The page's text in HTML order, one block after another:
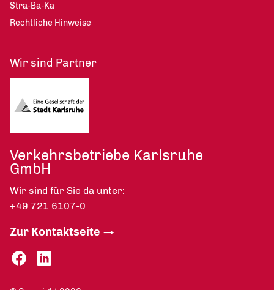
Stra-Ba-Ka
Rechtliche Hinweise
Wir sind Partner
Verkehrsbetriebe Karlsruhe
GmbH
Wir sind für Sie da unter:
+49 721 6107-0
Zur Kontaktseite